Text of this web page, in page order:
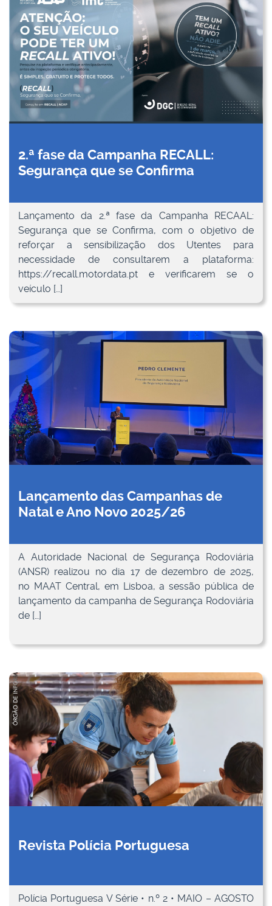
2.ª fase da Campanha RECALL:
Segurança que se Confirma
Lançamento da 2.ª fase da Campanha RECAAL:
Segurança que se Confirma, com o objetivo de
reforçar a sensibilização dos Utentes para
necessidade de consultarem a plataforma:
https://recall.motordata.pt e verificarem se o
veículo […]
Lançamento das Campanhas de
Natal e Ano Novo 2025/26
A Autoridade Nacional de Segurança Rodoviária
(ANSR) realizou no dia 17 de dezembro de 2025,
no MAAT Central, em Lisboa, a sessão pública de
lançamento da campanha de Segurança Rodoviária
de […]
Revista Polícia Portuguesa
Polícia Portuguesa V Série • n.º 2 • MAIO – AGOSTO